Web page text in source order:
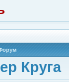
Круга